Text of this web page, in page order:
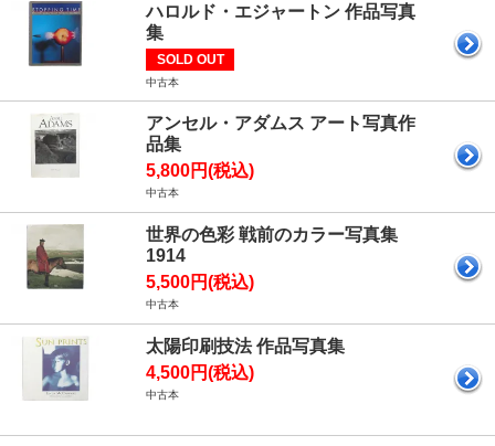
ハロルド・エジャートン 作品写真
集
SOLD OUT
中古本
アンセル・アダムス アート写真作
品集
5,800円(税込)
中古本
世界の色彩 戦前のカラー写真集
1914
5,500円(税込)
中古本
太陽印刷技法 作品写真集
4,500円(税込)
中古本